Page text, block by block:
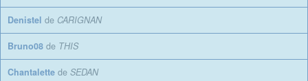
Denistel de CARIGNAN
Bruno08 de THIS
Chantalette de SEDAN